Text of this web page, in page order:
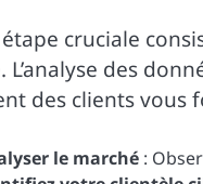
cruciale
des
des clients vous
le marché :